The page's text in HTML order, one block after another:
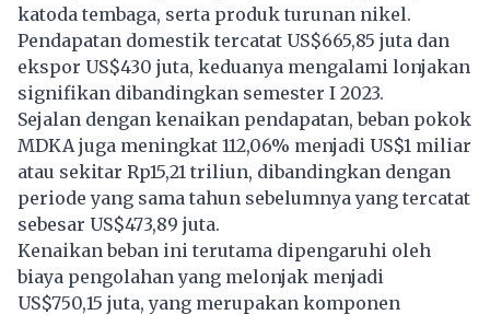
katoda tembaga, serta produk turunan nikel.
Pendapatan domestik tercatat US$665,85 juta dan
ekspor US$430 juta, keduanya mengalami lonjakan
signifikan dibandingkan semester I 2023.
Sejalan dengan kenaikan pendapatan, beban pokok
MDKA juga meningkat 112,06% menjadi US$1 miliar
atau sekitar Rp15,21 triliun, dibandingkan dengan
periode yang sama tahun sebelumnya yang tercatat
sebesar US$473,89 juta.
Kenaikan beban ini terutama dipengaruhi oleh
biaya pengolahan yang melonjak menjadi
US$750,15 juta, yang merupakan komponen